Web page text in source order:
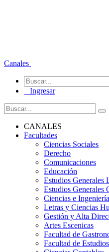
Canales
Ingresar
CANALES
Facultades
Ciencias Sociales
Derecho
Comunicaciones
Educación
Estudios Generales
Estudios Generales
Ciencias e Ingeniería
Letras y Ciencias
Gestión y Alta
Artes Escenicas
Facultad de
Facultad de